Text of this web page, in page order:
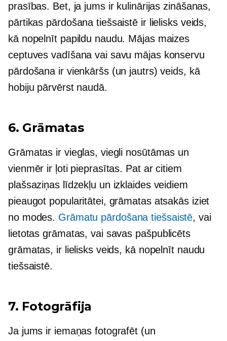
prasības. Bet, ja jums ir kulinārijas zināšanas,
pārtikas pārdošana tiešsaistē ir lielisks veids,
kā nopelnīt papildu naudu. Mājas maizes
ceptuves vadīšana vai savu mājas konservu
pārdošana ir vienkāršs (un jautrs) veids, kā
hobiju pārvērst naudā.
6. Grāmatas
Grāmatas ir vieglas, viegli nosūtāmas un
vienmēr ir ļoti pieprasītas. Pat ar citiem
plašsaziņas līdzekļu un izklaides veidiem
pieaugot popularitātei, grāmatas atsakās iziet
no modes. Grāmatu pārdošana tiešsaistē, vai
lietotas grāmatas, vai savas pašpublicēts
grāmatas, ir lielisks veids, kā nopelnīt naudu
tiešsaistē.
7. Fotogrāfija
Ja jums ir iemaņas fotografēt (un